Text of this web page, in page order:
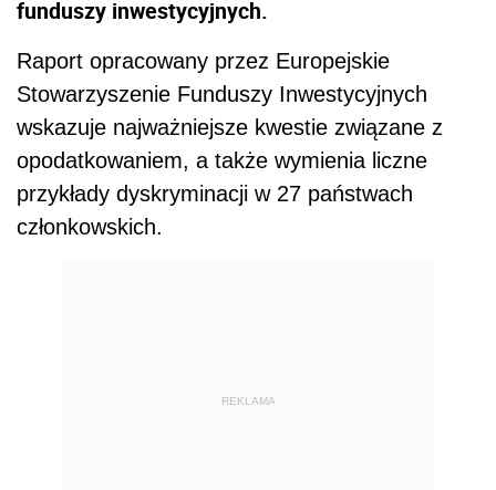
funduszy inwestycyjnych.
Raport opracowany przez Europejskie
Stowarzyszenie Funduszy Inwestycyjnych
wskazuje najważniejsze kwestie związane z
opodatkowaniem, a także wymienia liczne
przykłady dyskryminacji w 27 państwach
członkowskich.
REKLAMA